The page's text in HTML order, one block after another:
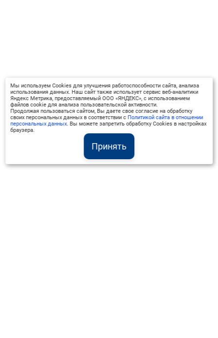
Принять
Мы используем Cookies для улучшения работоспособности сайта, анализа
использования данных. Наш сайт также использует сервис веб-аналитики
Яндекс Метрика, предоставляемый ООО «ЯНДЕКС», с использованием
файлов cookie для анализа пользовательской активности.
Продолжая пользоваться сайтом, Вы даете свое согласие на обработку
своих персональных данных в соответствии с Политикой сайта в отношении
персональных данных. Вы можете запретить обработку Cookies в настройках
браузера.